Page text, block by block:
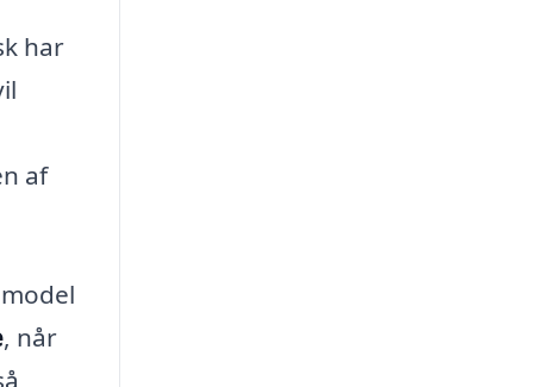
har
af
, når